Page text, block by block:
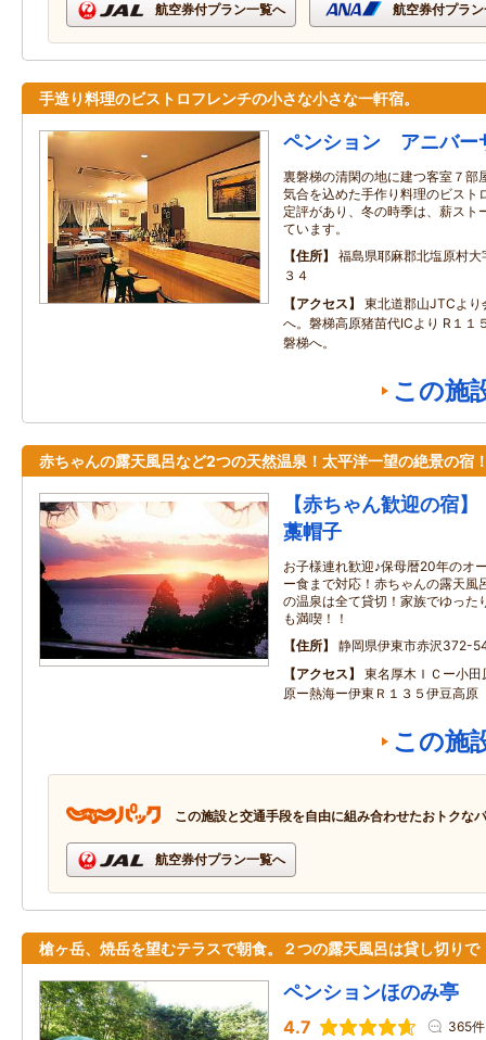
航空券付プラン一覧へ 航空券付プラ
手造り料理のビストロフレンチの小さな小さな一軒宿。
ペンション アニバー
裏磐梯の清閑の地に建つ客室７部
気合を込めた手作り料理のビスト
定評があり、冬の時季は、薪スト
ています。
住所
福島県耶麻郡北塩原村
３４
アクセス
東北道郡山JTCより
へ。磐梯高原猪苗代ICより R１１
磐梯へ。
この施
赤ちゃんの露天風呂など2つの天然温泉！太平洋一望の絶景の宿
【赤ちゃん歓迎の
藁帽子
お子様連れ歓迎♪保母暦20年のオ
ー食まで対応！赤ちゃんの露天風
の温泉は全て貸切！家族でゆった
も満喫！！
住所
静岡県伊東市赤沢372-
アクセス
東名厚木ＩＣー小
原ー熱海ー伊東Ｒ１３５伊豆高原
この施
この施設と交通手段を自由に組み合わせたおトクな
航空券付プラン一覧へ
槍ヶ岳、焼岳を望むテラスで朝食。２つの露天風呂は貸し切りで
ペンションほのみ亭
4.7 365件